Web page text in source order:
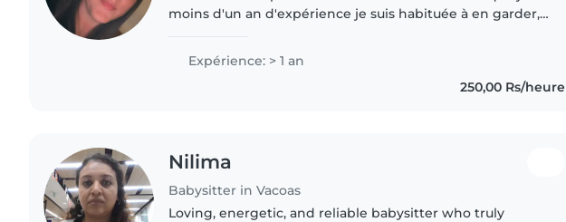
moins d'un an d'expérience je suis habituée à en garder,
l'écoute..
Expérience: > 1 an
250,00 Rs/heure
Nilima
Babysitter in Vacoas
Loving, energetic, and reliable babysitter who truly